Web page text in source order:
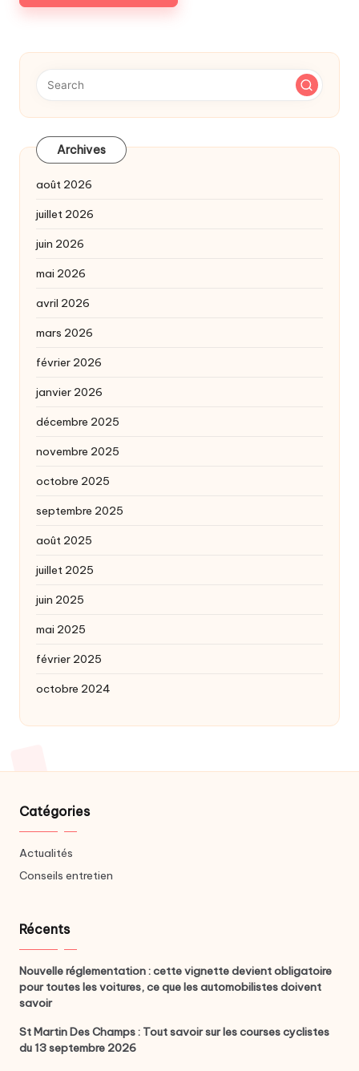
Archives
août 2026
juillet 2026
juin 2026
mai 2026
avril 2026
mars 2026
février 2026
janvier 2026
décembre 2025
novembre 2025
octobre 2025
septembre 2025
août 2025
juillet 2025
juin 2025
mai 2025
février 2025
octobre 2024
Catégories
Actualités
Conseils entretien
Récents
Nouvelle réglementation : cette vignette devient obligatoire
pour toutes les voitures, ce que les automobilistes doivent
savoir
St Martin Des Champs : Tout savoir sur les courses cyclistes
du 13 septembre 2026